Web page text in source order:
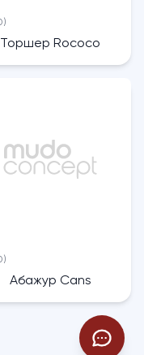
Торшер Rococo
Абажур Cans